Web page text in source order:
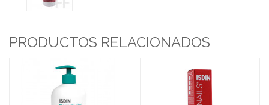
PRODUCTOS RELACIONADOS